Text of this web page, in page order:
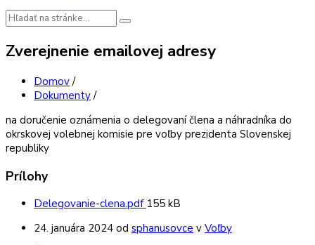
Vyhľadávanie:
Zverejnenie emailovej adresy
Domov /
Dokumenty /
na doručenie oznámenia o delegovaní člena a náhradníka do
okrskovej volebnej komisie pre voľby prezidenta Slovenskej
republiky
Prílohy
Delegovanie-clena.pdf Veľkosť
155 kB
24. januára 2024 od sphanusovce v Voľby